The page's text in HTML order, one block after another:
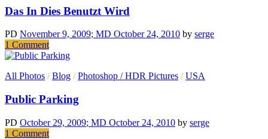
Das In Dies Benutzt Wird
PD November 9, 2009; MD October 24, 2010 by serge
1 Comment
Das
Dies
Wird
All Photos /Blog /Photoshop / HDR Pictures /USA
Public Parking
PD October 29, 2009; MD October 24, 2010 by serge
1 Comment